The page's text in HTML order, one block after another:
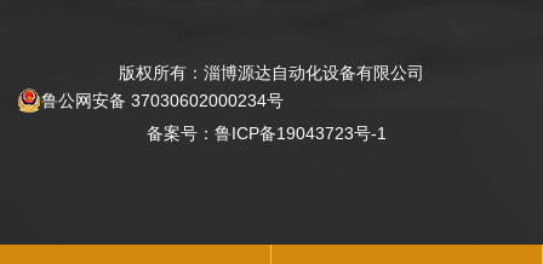
版权所有：淄博源达自动化设备有限公司
鲁公网安备 37030602000234号
备案号：鲁ICP备19043723号-1